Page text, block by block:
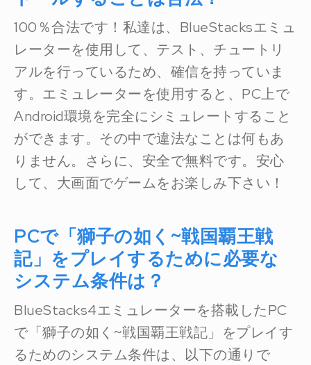
100％合法です！私達は、BlueStacksエミュ
レーターを使用して、テスト、チュートリ
アルを行っているため、確信を持っていま
す。エミュレーターを使用すると、PC上で
Android環境を完全にシミュレートすること
ができます。その中で違法なことは何もあ
りません。さらに、安全で無料です。安心
して、大画面でゲームをお楽しみ下さい！
PCで「獅子の如く~戦国覇王戦
記」をプレイするために必要な
システム条件は？
BlueStacks4エミュレーターを搭載したPC
で「獅子の如く~戦国覇王戦記」をプレイす
るためのシステム条件は、以下の通りで